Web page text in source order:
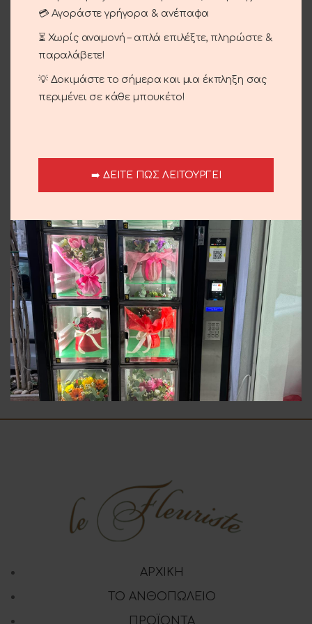
Share:
Περιγραφή
20 λευκά μεγάλα τριαντάφυλλα εισαγωγείς!
Σχετικά προϊόντα
Σύνθεση Σε Κούτα
25.00€
Άνθη Ορχιδέες
30.00 €
ΑΡΧΙΚΗ
ΤΟ ΑΝΘΟΠΩΛΕΙΟ
ΠΡΟΪΟΝΤΑ
💳 Αγοράστε γρήγορα & ανέπαφα
⏳ Χωρίς αναμονή – απλά επιλέξτε, πληρώστε &
παραλάβετε!
💡 Δοκιμάστε το σήμερα και μια έκπληξη σας
περιμένει σε κάθε μπουκέτο!
➡️ ΔΕΙΤΕ ΠΩΣ ΛΕΙΤΟΥΡΓΕΙ